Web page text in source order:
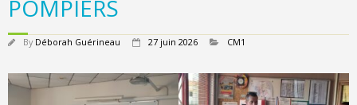
POMPIERS
By Déborah Guérineau 27 juin 2026 CM1